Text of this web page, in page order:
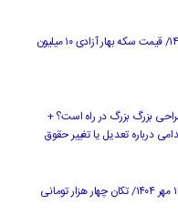
قیمت جدید طلا و سکه ۱۲ مهرماه ۱۴۰۴/ قیمت سکه بهار آزادی ۱۰ میلیون
بزرگ بزرگ در راه است؟ +
درباره تعدیل یا تغییر حقوق
قیمت جدید دلار، یورو و سایر ارزها ۱۲ مهر ۱۴۰۴/ تکان چهار هزار تومانی